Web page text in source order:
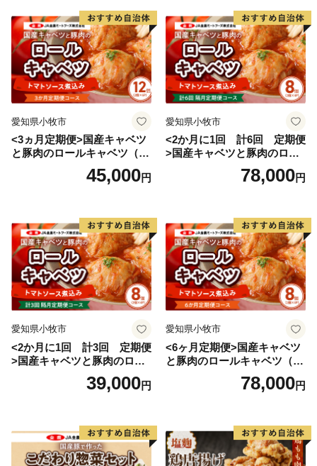
◆お礼の品について
◇住民票が都農町にある方は、お礼の品のお届けは対象
外です。
◇お届けしたお礼の品は確実にお受取りください。長期
不在等の寄附者様事由による返品交換、キャンセルはお
受けしておりません。
◇ヤマト運輸様では、お礼の品の発送後にお届け先を変
更（転送）する場合、転送料金は贈答用の場合でもお届
け先様のご負担となりますので、ご住所にお間違いがな
なお、お届け先様が住所不明で配達ができない場合は、
送り状記載のご依頼主様に返送させていただきますの
で、予めご了承ください。
◇一部離島にはクール便でのお届けができかねる地域が
ございます。
◇万一、お礼の品に破損・汚損・不良およびご注文と異
なる場合は、必ず状態が確認できる写真などをメールに
てお送りください。
愛知県小牧市
<3ヵ月定期便>国産キャベツ
と豚肉のロールキャベツ（6P
45,000円
愛知県小牧市
<2か月に1回 計6回 定期便
>国産キャベツと豚肉のロー
ルキャベツ（4P入り）
78,000円
愛知県小牧市
<2か月に1回 計3回 定期便
>国産キャベツと豚肉のロー
ルキャベツ（4P入り）
39,000円
愛知県小牧市
<6ヶ月定期便>国産キャベツ
と豚肉のロールキャベツ（4P
78,000円